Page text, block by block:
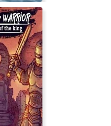
Sky Pirates